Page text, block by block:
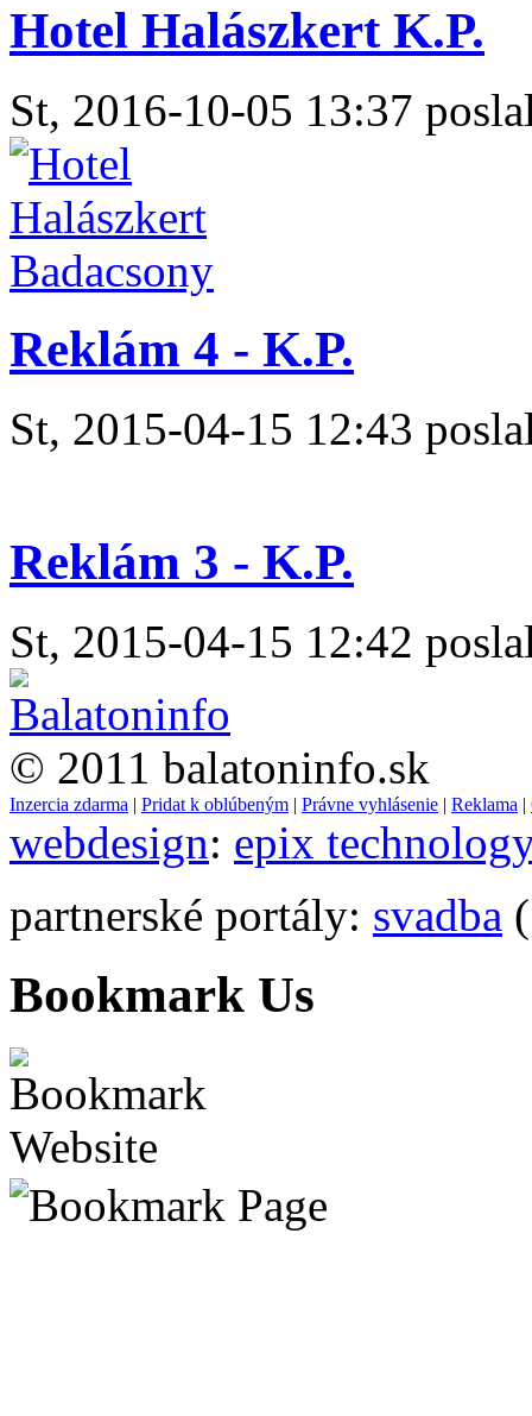
Hotel Halászkert K.P.
St, 2016-10-05 13:37
Reklám 4 - K.P.
St, 2015-04-15 12:43
Reklám 3 - K.P.
St, 2015-04-15 12:42
© 2011 balatoninfo.sk
Inzercia zdarma | Pridat k oblúbeným | Právne vyhlásenie | Reklama |
webdesign: epix
partnerské portály: svadba
Bookmark Us